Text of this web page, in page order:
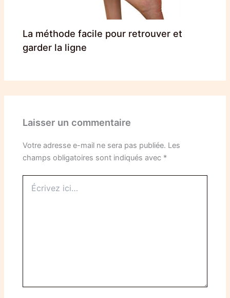
La méthode facile pour retrouver et
garder la ligne
Laisser un commentaire
Votre adresse e-mail ne sera pas publiée. Les
champs obligatoires sont indiqués avec *
ici…